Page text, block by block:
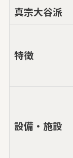
真宗大谷派
特徴
設備・施設